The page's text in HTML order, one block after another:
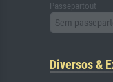
Passepartout
Sem
Diversos &